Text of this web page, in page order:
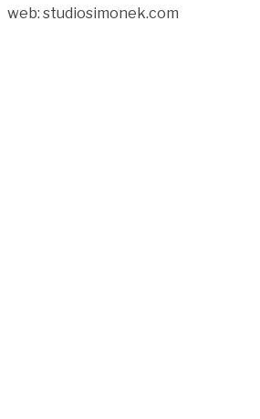
web: studiosimonek.com